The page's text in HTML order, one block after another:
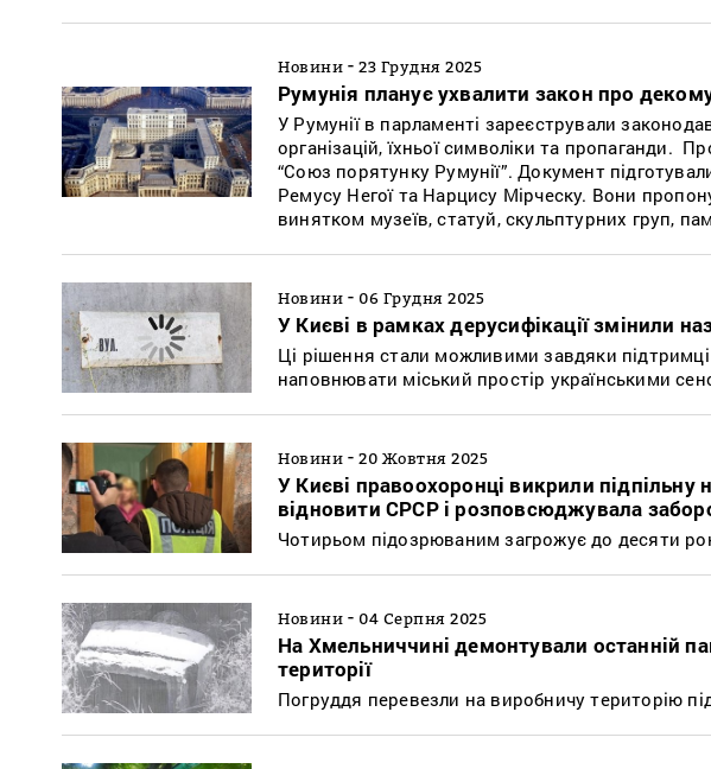
Новини - 23 Грудня 2025
Румунія планує ухвалити закон про
У Румунії в парламенті зареєстрували
організацій, їхньої символіки та пропаганди.
“Союз порятунку Румунії”. Документ
Ремусу Негої та Нарцису Мірческу. Вони
винятком музеїв, статуй, скульптурних груп,
Новини - 06 Грудня 2025
У Києві в рамках дерусифікації змінили
Ці рішення стали можливими завдяки
наповнювати міський простір українськими
Новини - 20 Жовтня 2025
У Києві правоохоронці викрили
відновити СРСР і розповсюджувала
Чотирьом підозрюваним загрожує до десяти
Новини - 04 Серпня 2025
На Хмельниччині демонтували останній
території
Погруддя перевезли на виробничу територію